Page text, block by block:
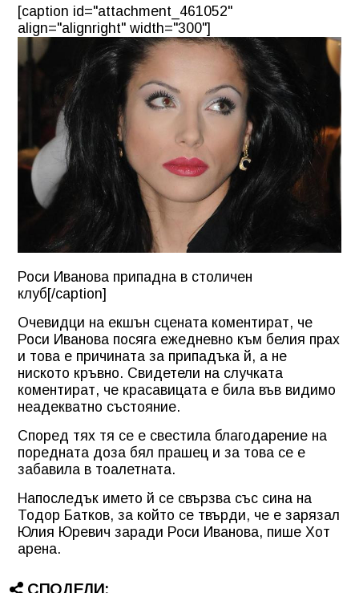
[caption id="attachment_461052"
align="alignright" width="300"]
Роси Иванова припадна в столичен
клуб[/caption]
Очевидци на екшън сцената коментират, че
Роси Иванова посяга ежедневно към белия прах
и това е причината за припадъка й, а не
ниското кръвно. Свидетели на случката
коментират, че красавицата е била във видимо
неадекватно състояние.
Според тях тя се е свестила благодарение на
поредната доза бял прашец и за това се е
забавила в тоалетната.
Напоследък името й се свързва със сина на
Тодор Батков, за който се твърди, че е зарязал
Юлия Юревич заради Роси Иванова, пише Хот
арена.
СПОДЕЛИ: